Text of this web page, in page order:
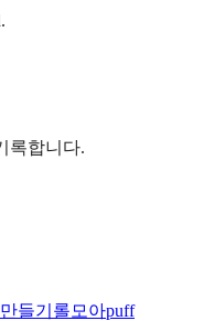
록합니다.
들기 롤모아puff